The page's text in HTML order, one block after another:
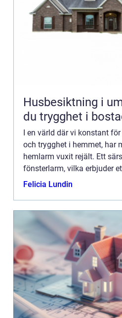
Husbesiktning i umeå så
du trygghet i
I en värld där vi konstant
och trygghet i hemmet, har
hemlarm vuxit rejält. Ett
fönsterlarm, vilka erbjuder
genom att avskräcka och
Felicia Lundin